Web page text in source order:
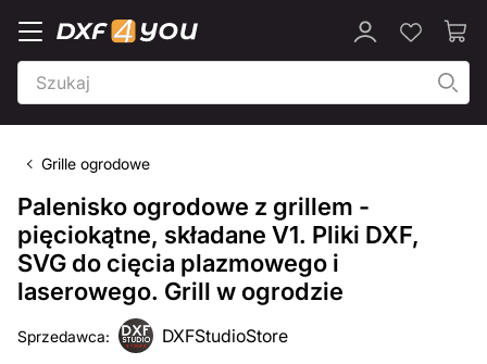
Grille ogrodowe
Palenisko ogrodowe z grillem -
pięciokątne, składane V1. Pliki DXF,
SVG do cięcia plazmowego i
laserowego. Grill w ogrodzie
Sprzedawca: DXFStudioStore